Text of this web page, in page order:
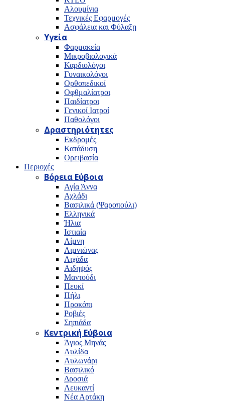
Αλουμίνια
Τεχνικές Εφαρμογές
Ασφάλεια και Φύλαξη
Υγεία
Φαρμακεία
Μικροβιολογικά
Καρδιολόγοι
Γυναικολόγοι
Ορθοπεδικοί
Οφθμαλίατροι
Παιδίατροι
Γενικοί Ιατροί
Παθολόγοι
Δραστηριότητες
Εκδρομές
Κατάδυση
Ορειβασία
Περιοχές
Βόρεια Εύβοια
Αγία Άννα
Αχλάδι
Βασιλικά (Ψαροπούλι)
Ελληνικά
Ήλια
Ιστιαία
Λίμνη
Λιμνιώνας
Λιχάδα
Αιδηψός
Μαντούδι
Πευκί
Πήλι
Προκόπι
Ροβιές
Σηπιάδα
Κεντρική Εύβοια
Άγιος Μηνάς
Αυλίδα
Αυλωνάρι
Βασιλικό
Δροσιά
Λευκαντί
Νέα Αρτάκη